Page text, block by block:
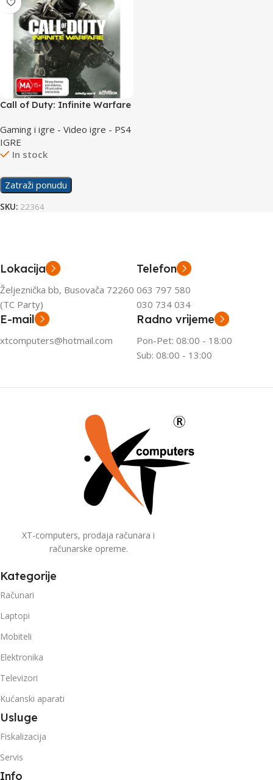
Call of Duty: Infinite Warfare
Gaming i igre - Video igre - PS4
IGRE
In stock
Zatraži ponudu
SKU: 22364
Lokacija
Željeznička bb, Busovača 72260
(TC Party)
Telefon
063 797 580
030 734 034
E-mail
xtcomputers@hotmail.com
Radno vrijeme
Pon-Pet: 08:00 - 18:00
Sub: 08:00 - 13:00
XT-computers, prodaja računara i
računarske opreme.
Kategorije
Računari
Laptopi
Mobiteli
Elektronika
Televizori
Kućanski aparati
Usluge
Fiskalizacija
Servis
Info